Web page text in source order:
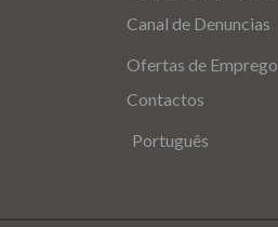
Canal de Denuncias
Ofertas de Emprego
Contactos
Português